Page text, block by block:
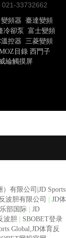
33732662
頻器 臺達變頻
冷卻泵 富士變頻
控器
三菱變頻
目錄 西門子
威綸觸摸屏
）有限公司|JD Sports
波胆有限公司
JD体
部国际
JD
波胆
SBOBET登录
Global,JD体育反